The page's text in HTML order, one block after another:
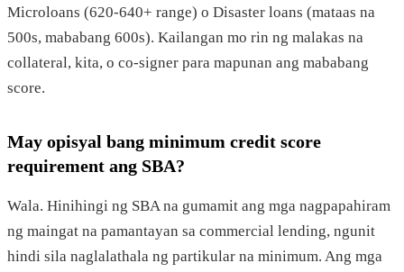
Microloans (620-640+ range) o Disaster loans (mataas na
500s, mababang 600s). Kailangan mo rin ng malakas na
collateral, kita, o co-signer para mapunan ang mababang
score.
May opisyal bang minimum credit score
requirement ang SBA?
Wala. Hinihingi ng SBA na gumamit ang mga nagpapahiram
ng maingat na pamantayan sa commercial lending, ngunit
hindi sila naglalathala ng partikular na minimum. Ang mga